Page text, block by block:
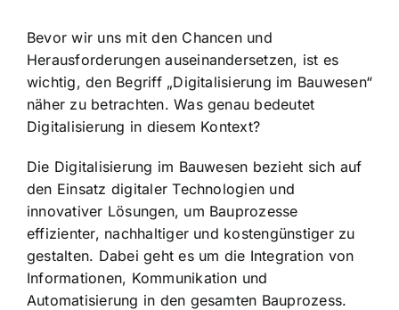
Bevor wir uns mit den Chancen und
Herausforderungen auseinandersetzen, ist es
wichtig, den Begriff „Digitalisierung im Bauwesen“
näher zu betrachten. Was genau bedeutet
Digitalisierung in diesem Kontext?
Die Digitalisierung im Bauwesen bezieht sich auf
den Einsatz digitaler Technologien und
innovativer Lösungen, um Bauprozesse
effizienter, nachhaltiger und kostengünstiger zu
gestalten. Dabei geht es um die Integration von
Informationen, Kommunikation und
Automatisierung in den gesamten Bauprozess.